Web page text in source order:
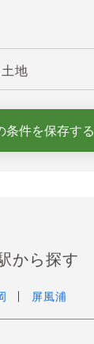
地
条件を保存する
から探す
屏風浦